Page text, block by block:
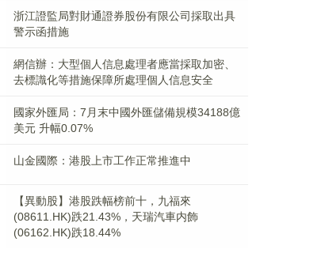
浙江證監局對財通證券股份有限公司採取出具
警示函措施
網信辦：大型個人信息處理者應當採取加密、
去標識化等措施保障所處理個人信息安全
國家外匯局：7月末中國外匯儲備規模34188億
美元 升幅0.07%
山金國際：港股上市工作正常推進中
【異動股】港股跌幅榜前十，九福來
(08611.HK)跌21.43%，天瑞汽車内飾
(06162.HK)跌18.44%